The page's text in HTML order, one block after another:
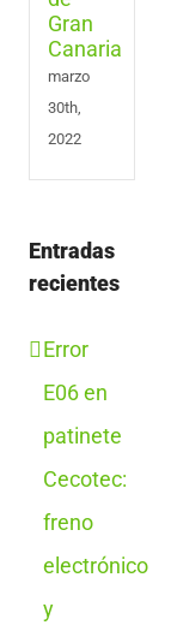
marzo
30th,
2022
Entradas
recientes
Error
E06 en
patinete
Cecotec:
freno
electrónico
y